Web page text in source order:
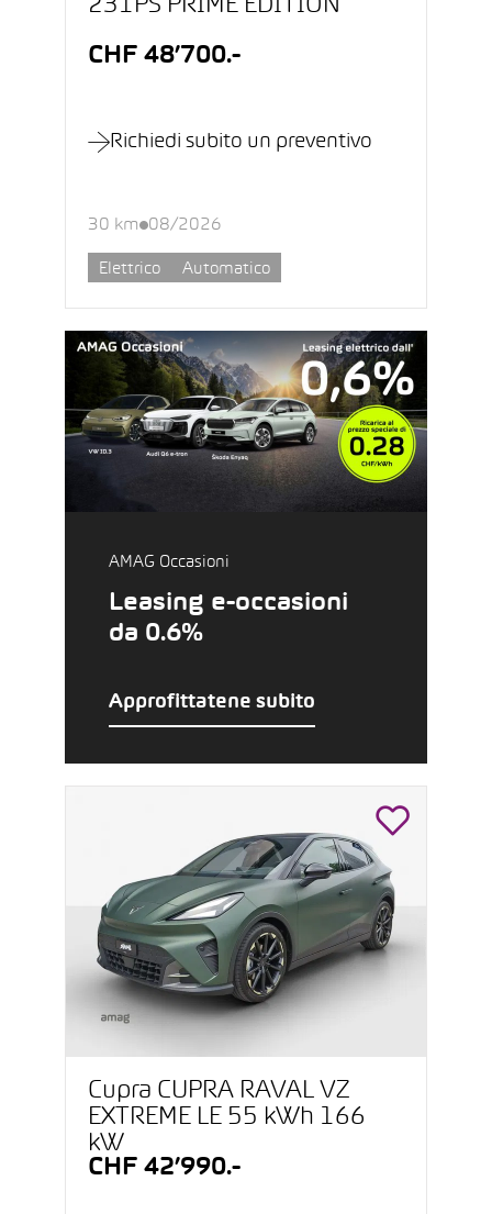
231PS PRIME EDITION
CHF 48’700.-
Richiedi subito un preventivo
30 km 08/2026
Elettrico Automatico
AMAG Occasioni
Leasing e-occasioni
da 0.6%
Approfittatene subito
Cupra CUPRA RAVAL VZ
EXTREME LE 55 kWh 166
kW
CHF 42’990.-